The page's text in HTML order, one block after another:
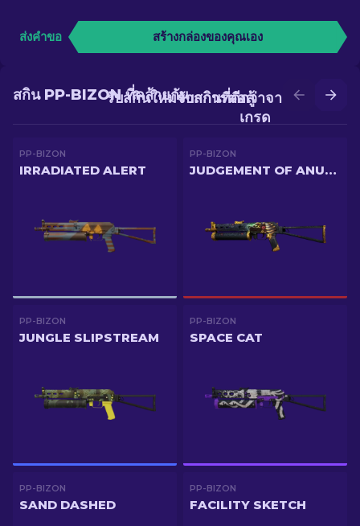
ส่งคำขอ สร้างกล่องของคุณเอง
รับสกินที่ดีกว่าจากการอัป
เกรด
รับสกินใหม่จากการต่อสู้
สกิน PP-BIZON ที่คล้ายกัน
PP-BIZON
IRRADIATED ALERT
PP-BIZON
JUDGEMENT OF ANUBIS
PP-BIZON
JUNGLE SLIPSTREAM
PP-BIZON
SPACE CAT
PP-BIZON
SAND DASHED
PP-BIZON
FACILITY SKETCH